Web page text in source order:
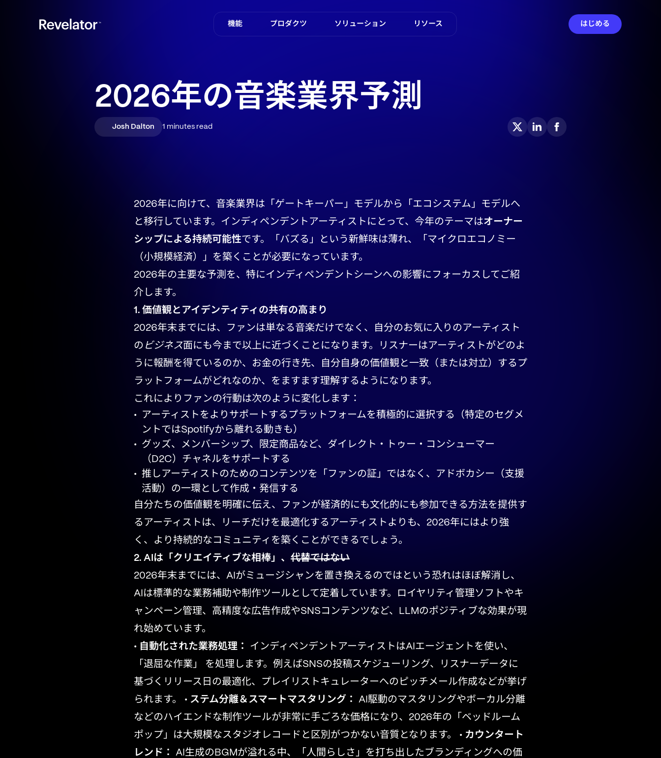
機能 プロダクツ ソリューション リソース はじめる
2026年の音楽業界予測
Josh Dalton 1 minutes read
2026年に向けて、音楽業界は「ゲートキーパー」モデルから「エコシステム」モデルへ
と移行しています。インディペンデントアーティストにとって、今年のテーマはオーナー
シップによる持続可能性です。「バズる」という新鮮味は薄れ、「マイクロエコノミー
（小規模経済）」を築くことが必要になっています。
2026年の主要な予測を、特にインディペンデントシーンへの影響にフォーカスしてご紹
介します。
1. 価値観とアイデンティティの共有の高まり
2026年末までには、ファンは単なる音楽だけでなく、自分のお気に入りのアーティスト
の ビジネス面にも今まで以上に近づくことになります。リスナーはアーティストがどのよ
うに報酬を得ているのか、お金の行き先、自分自身の価値観と一致（または対立）するプ
ラットフォームがどれなのか、をますます理解するようになります。
これによりファンの行動は次のように変化します：
アーティストをよりサポートするプラットフォームを積極的に選択する（特定のセグメ
ントではSpotifyから離れる動きも）
グッズ、メンバーシップ、限定商品など、ダイレクト・トゥー・コンシューマー
（D2C）チャネルをサポートする
推しアーティストのためのコンテンツを「ファンの証」ではなく、アドボカシー（支援
活動）の一環として作成・発信する
自分たちの価値観を明確に伝え、ファンが経済的にも文化的にも参加できる方法を提供す
るアーティストは、リーチだけを最適化するアーティストよりも、2026年にはより強
く、より持続的なコミュニティを築くことができるでしょう。
2. AIは「クリエイティブな相棒」、 代替ではない
2026年末までには、AIがミュージシャンを置き換えるのではという恐れはほぼ解消し、
AIは標準的な業務補助や制作ツールとして定着しています。ロイヤリティ管理ソフトやキ
ャンペーン管理、高精度な広告作成やSNSコンテンツなど、LLMのポジティブな効果が現
れ始めています。
• 自動化された業務処理：
インディペンデントアーティストはAIエージェントを使い、
「退屈な作業」 を処理します。例えばSNSの投稿スケジューリング、リスナーデータに
基づくリリース日の最適化、プレイリストキュレーターへのピッチメール作成などが挙げ
られます。 • ステム分離＆スマートマスタリング：
AI駆動のマスタリングやボーカル分離
などのハイエンドな制作ツールが非常に手ごろな価格になり、2026年の「ベッドルーム
ポップ」は大規模なスタジオレコードと区別がつかない音質となります。 • カウンタート
レンド：
AI生成のBGMが溢れる中、「人間らしさ」を打ち出したブランディングへの価